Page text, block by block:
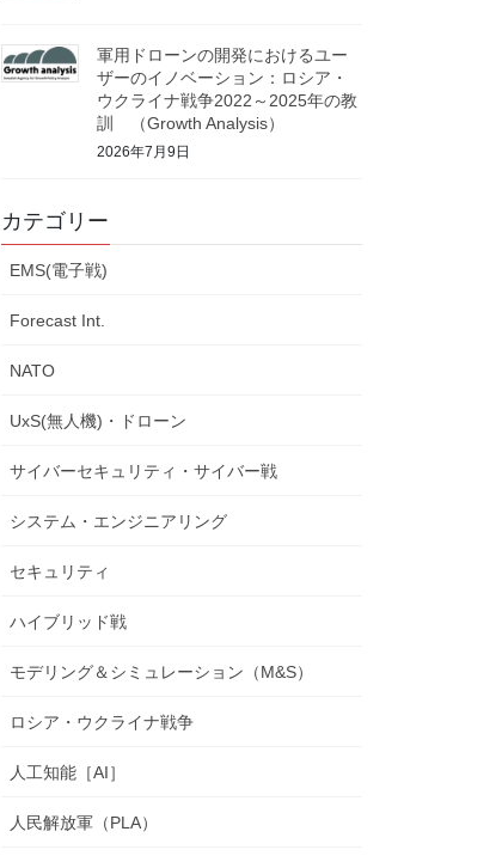
軍用ドローンの開発におけるユー
ザーのイノベーション：ロシア・
ウクライナ戦争2022～2025年の教
訓 （Growth Analysis）
2026年7月9日
カテゴリー
EMS(電子戦)
Forecast Int.
NATO
UxS(無人機)・ドローン
サイバーセキュリティ・サイバー戦
システム・エンジニアリング
セキュリティ
ハイブリッド戦
モデリング＆シミュレーション（M&S）
ロシア・ウクライナ戦争
人工知能［AI］
人民解放軍（PLA）